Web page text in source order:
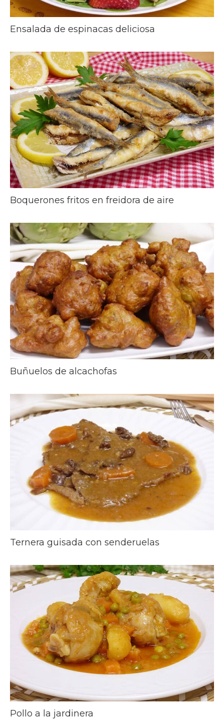
Ensalada de espinacas deliciosa
Boquerones fritos en freidora de aire
Buñuelos de alcachofas
Ternera guisada con senderuelas
Pollo a la jardinera